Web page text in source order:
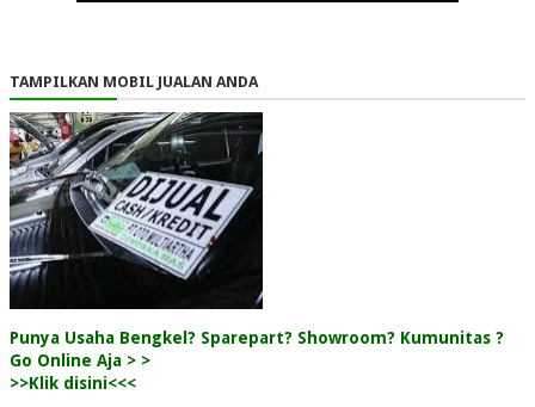
TAMPILKAN MOBIL JUALAN ANDA
Punya Usaha Bengkel? Sparepart? Showroom? Kumunitas ?
Go Online Aja > >
>>Klik disini<<<